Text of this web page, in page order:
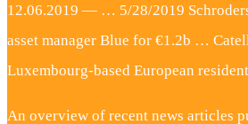
12.06.2019 — … 5/28/2019
asset manager Blue for €1.2b …
Luxembourg-based European
An overview of recent news articles